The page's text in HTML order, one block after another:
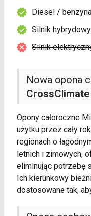
Nowa opona
CrossClimate
Opony całoroczne
użytku przez cały
regionach o
letnich i zimowych,
eliminując potrzebę
Ich kierunkowy
dostosowane tak,
Diesel /
Silnik hybrydowy
Silnik